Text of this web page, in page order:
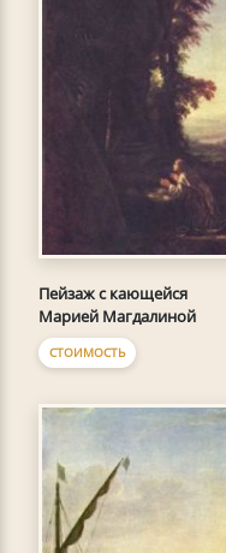
Пейзаж с кающейся
Марией Магдалиной
СТОИМОСТЬ